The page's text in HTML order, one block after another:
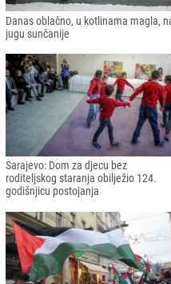
Danas oblačno, u kotlinama magla,
jugu sunčanije
Sarajevo: Dom za djecu bez
roditeljskog staranja obilježio 124.
godišnjicu postojanja